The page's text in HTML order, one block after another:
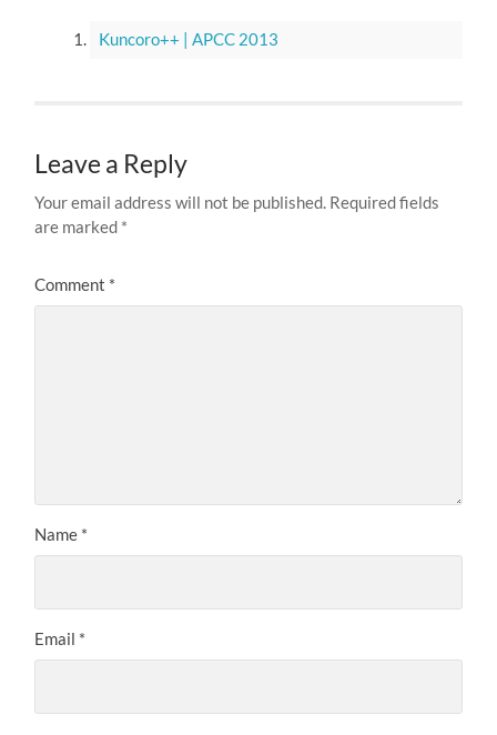
Kuncoro++ | APCC 2013
Leave a Reply
Your email address will not be published. Required fields
are marked *
Comment *
Name *
Email *